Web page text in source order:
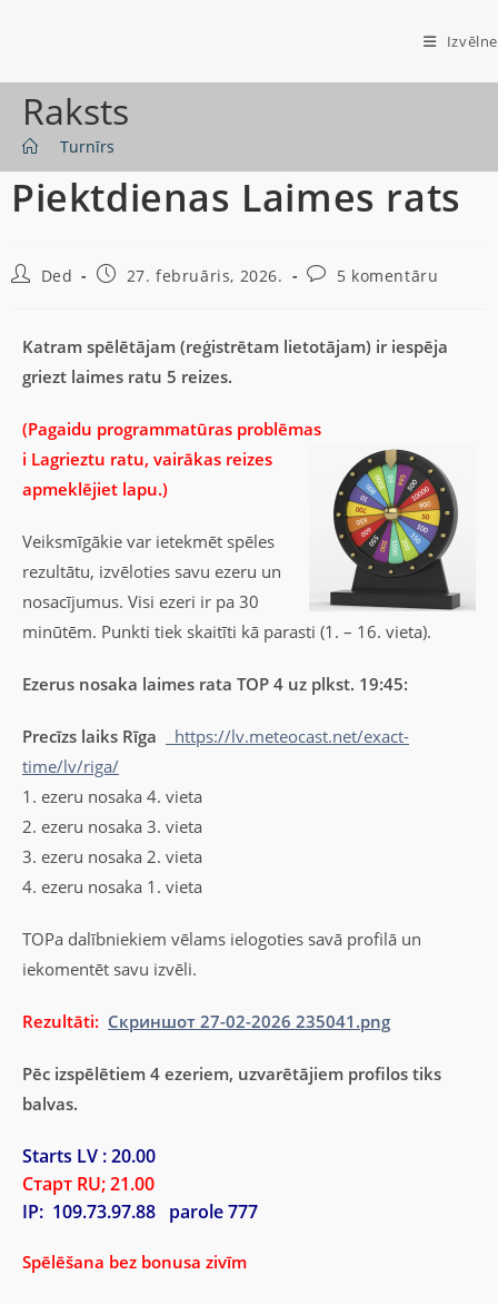
Izvēlne
Raksts
Turnīrs
Piektdienas Laimes rats
Ded 27. februāris, 2026. 5 komentāru
Katram spēlētājam (reģistrētam lietotājam) ir iespēja
griezt laimes ratu 5 reizes.
(Pagaidu programmatūras problēmas
i Lagrieztu ratu, vairākas reizes
apmeklējiet lapu.)
Veiksmīgākie var ietekmēt spēles
rezultātu, izvēloties savu ezeru un
nosacījumus. Visi ezeri ir pa 30
minūtēm. Punkti tiek skaitīti kā parasti (1. – 16. vieta).
Ezerus nosaka laimes rata TOP 4 uz plkst. 19:45:
Precīzs laiks Rīga
https://lv.meteocast.net/exact-
time/lv/riga/
1. ezeru nosaka 4. vieta
2. ezeru nosaka 3. vieta
3. ezeru nosaka 2. vieta
4. ezeru nosaka 1. vieta
TOPa dalībniekiem vēlams ielogoties savā profilā un
iekomentēt savu izvēli.
Rezultāti: Скриншот 27-02-2026 235041.png
Pēc izspēlētiem 4 ezeriem, uzvarētājiem profilos tiks
balvas.
Starts LV : 20.00
Старт RU; 21.00
IP: 109.73.97.88 parole 777
Spēlēšana bez bonusa zivīm